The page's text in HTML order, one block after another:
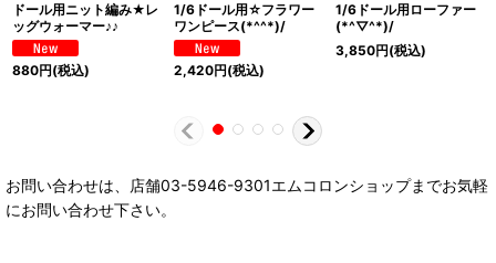
ドール用ニット編み★レ
ッグウォーマー♪♪
880円(税込)
1/6ドール用☆フラワー
ワンピース(*^^*)/
2,420円(税込)
1/6ドール用ローファー
(*^▽^*)/
3,850円(税込)
お問い合わせは、店舗03-5946-9301エムコロンショップまでお気軽
にお問い合わせ下さい。